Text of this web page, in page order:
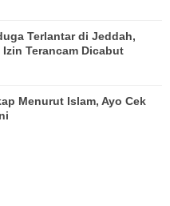
Terlantar di Jeddah,
Izin Terancam Dicabut
Menurut Islam, Ayo Cek